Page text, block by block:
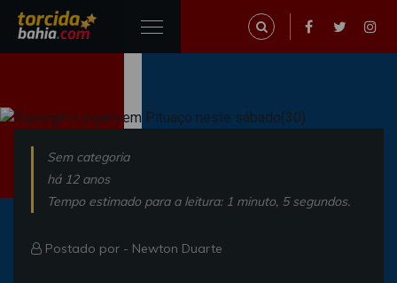
Sem categoria
há 12 anos
Tempo estimado para a leitura: 1 minuto, 5 segundos.
Postado por - Newton Duarte